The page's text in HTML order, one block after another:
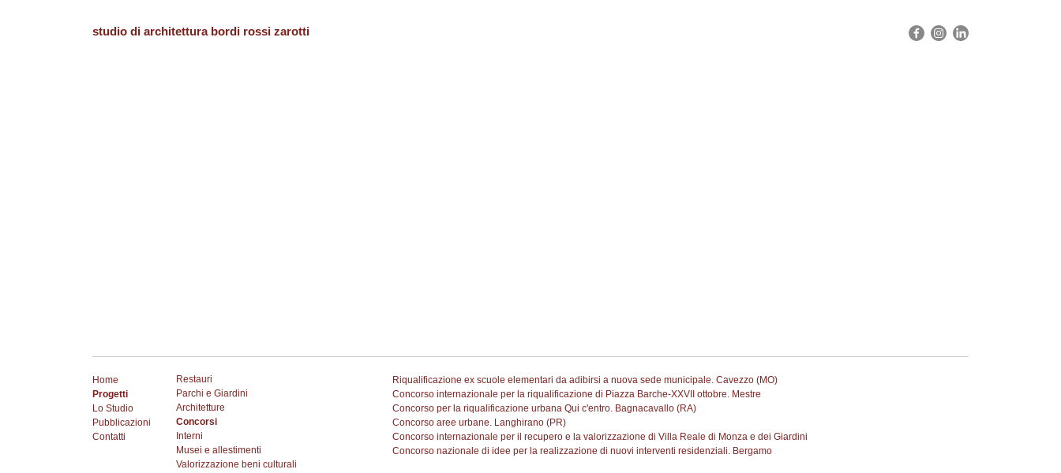
studio di architettura bordi rossi zarotti
Home
Progetti
Restauri
Parchi e Giardini
Architetture
Concorsi
Interni
Musei e allestimenti
Valorizzazione beni culturali
Lo Studio
Pubblicazioni
Contatti
Riqualificazione ex scuole elementari da adibirsi a nuova sede municipale. Cavezzo (MO)
Concorso internazionale per la riqualificazione di Piazza Barche-XXVII ottobre. Mestre
Concorso per la riqualificazione urbana Qui c'entro. Bagnacavallo (RA)
Concorso aree urbane. Langhirano (PR)
Concorso internazionale per il recupero e la valorizzazione di Villa Reale di Monza e dei Giardini
Concorso nazionale di idee per la realizzazione di nuovi interventi residenziali. Bergamo